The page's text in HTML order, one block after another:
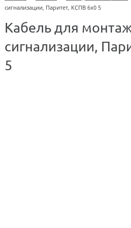
сигнализации, Паритет, КСПВ 6х0 5
Кабель для
сигнализации,
5